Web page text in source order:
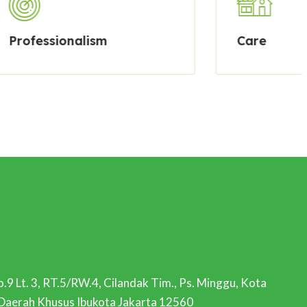
Lt. 3, RT.5/RW.4, Cilandak Tim., Ps. Minggu, Kota
Khusus Ibukota Jakarta 12560